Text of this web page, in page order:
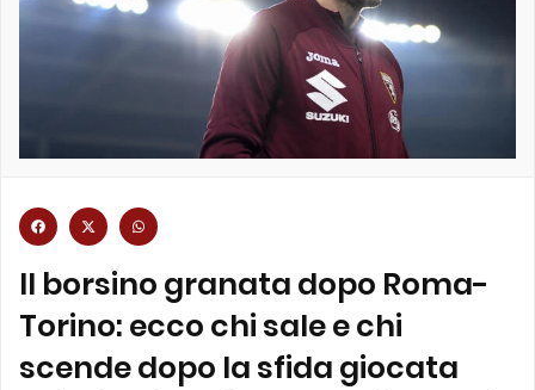
Il borsino granata dopo Roma-
Torino: ecco chi sale e chi
scende dopo la sfida giocata